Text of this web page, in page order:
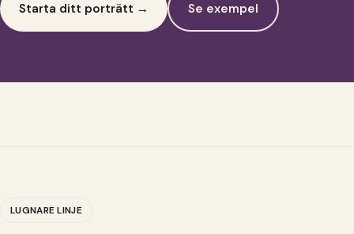
Starta ditt porträtt → Se exempel
LUGNARE LINJE